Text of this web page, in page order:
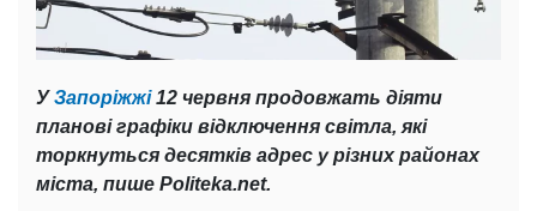
УЗапоріжжі12 червня продовжать діяти
планові графіки відключення світла, які
торкнуться десятків адрес у різних районах
міста, пише Politeka.net.